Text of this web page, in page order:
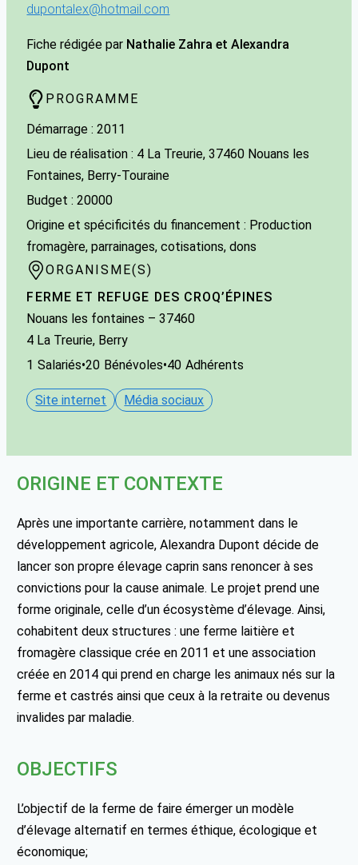
dupontalex@hotmail.com
Fiche rédigée par Nathalie Zahra et Alexandra
Dupont
PROGRAMME
Démarrage : 2011
Lieu de réalisation : 4 La Treurie, 37460 Nouans les
Fontaines, Berry-Touraine
Budget : 20000
Origine et spécificités du financement : Production
fromagère, parrainages, cotisations, dons
ORGANISME(S)
FERME ET REFUGE DES CROQ’ÉPINES
Nouans les fontaines – 37460
4 La Treurie, Berry
1 Salariés•20 Bénévoles•40 Adhérents
Site internet Média sociaux
ORIGINE ET CONTEXTE
Après une importante carrière, notamment dans le
développement agricole, Alexandra Dupont décide de
lancer son propre élevage caprin sans renoncer à ses
convictions pour la cause animale. Le projet prend une
forme originale, celle d’un écosystème d’élevage. Ainsi,
cohabitent deux structures : une ferme laitière et
fromagère classique crée en 2011 et une association
créée en 2014 qui prend en charge les animaux nés sur la
ferme et castrés ainsi que ceux à la retraite ou devenus
invalides par maladie.
OBJECTIFS
L’objectif de la ferme de faire émerger un modèle
d’élevage alternatif en termes éthique, écologique et
économique;